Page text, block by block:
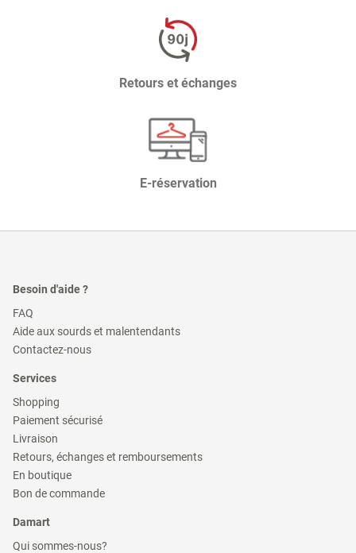
Retours et échanges
E-réservation
Besoin d'aide ?
FAQ
une
nouvelle
Aide aux sourds et malentendants(ouvre
Contactez-nous(ouvre
Services
Shopping
une
fenêtre)
Paiement sécurisé(ouvre
nouvelle
Livraison
une
nouvelle
Retours, échanges et remboursements(ouvre
En boutique(ouvre
une
Bon de commande(ouvre
fenêtre)
Damart
Qui sommes-nous?